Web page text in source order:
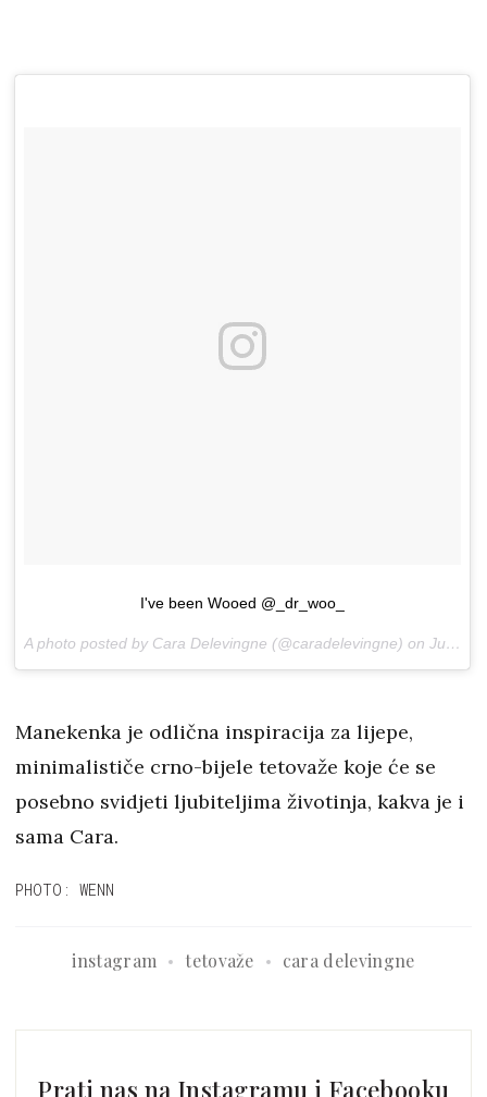
I've been Wooed @_dr_woo_
A photo posted by Cara Delevingne (@caradelevingne) on Jul 21, 2016 at 3:01pm PDT
Manekenka je odlična inspiracija za lijepe,
minimalističe crno-bijele tetovaže koje će se
posebno svidjeti ljubiteljima životinja, kakva je i
sama Cara.
PHOTO: WENN
instagram tetovaže cara delevingne
Prati nas na Instagramu i Facebooku